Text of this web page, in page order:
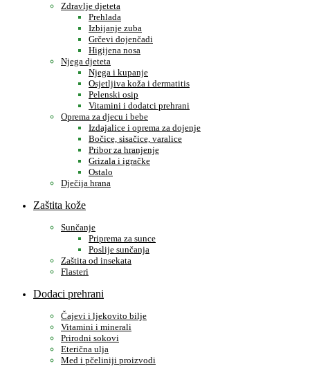
Zdravlje djeteta
Prehlada
Izbijanje zuba
Grčevi dojenčadi
Higijena nosa
Njega djeteta
Njega i kupanje
Osjetljiva koža i dermatitis
Pelenski osip
Vitamini i dodatci prehrani
Oprema za djecu i bebe
Izdajalice i oprema za dojenje
Bočice, sisačice, varalice
Pribor za hranjenje
Grizala i igračke
Ostalo
Dječija hrana
Zaštita kože
Sunčanje
Priprema za sunce
Poslije sunčanja
Zaštita od insekata
Flasteri
Dodaci prehrani
Čajevi i ljekovito bilje
Vitamini i minerali
Prirodni sokovi
Eterična ulja
Med i pčeliniji proizvodi